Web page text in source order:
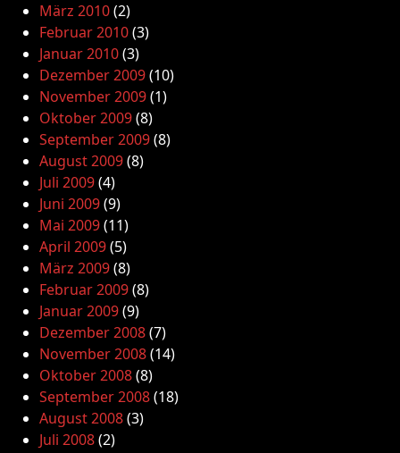
März 2010(2)
Februar 2010(3)
Januar 2010(3)
Dezember 2009(10)
November 2009(1)
Oktober 2009(8)
September 2009(8)
August 2009(8)
Juli 2009(4)
Juni 2009(9)
Mai 2009(11)
April 2009(5)
März 2009(8)
Februar 2009(8)
Januar 2009(9)
Dezember 2008(7)
November 2008(14)
Oktober 2008(8)
September 2008(18)
August 2008(3)
Juli 2008(2)